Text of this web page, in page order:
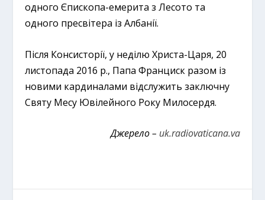
одного Єпископа-емерита з Лесото та
одного пресвітера із Албанії.
Після Консисторії, у неділю Христа-Царя, 20
листопада 2016 р., Папа Франциск разом із
новими кардиналами відслужить заключну
Святу Месу Ювілейного Року Милосердя.
Джерело – uk.radiovaticana.va